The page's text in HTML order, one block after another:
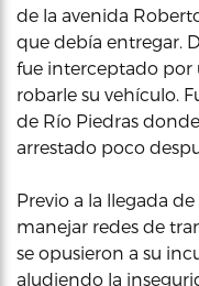
de la avenida
que debía entregar.
fue interceptado por
robarle su vehículo.
de Río Piedras
arrestado poco
Previo a la llegada
manejar redes de
se opusieron a su
aludiendo la